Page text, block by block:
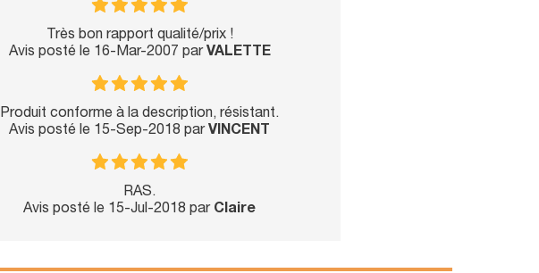
Très bon rapport qualité/prix !
Avis posté le 16-Mar-2007 par VALETTE
Produit conforme à la description, résistant.
Avis posté le 15-Sep-2018 par VINCENT
RAS.
Avis posté le 15-Jul-2018 par Claire